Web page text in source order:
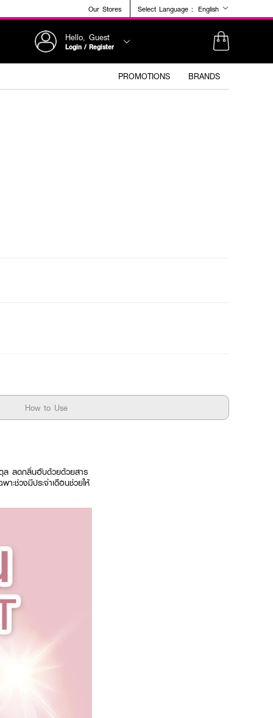
Our Stores Select Language : English
Hello, Guest
Login / Register
PROMOTIONS BRANDS
How to Use
ล ลดกลิ่นอับด้วยด้วยสาร
าะช่วงมีประจำเดือนช่วยให้